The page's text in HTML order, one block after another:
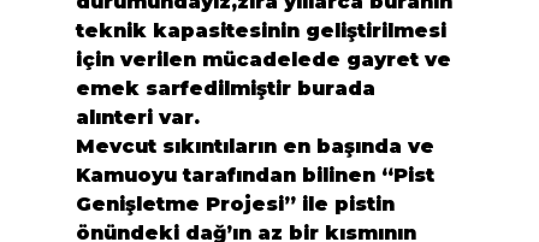
teknik kapasitesinin geliştirilmesi
için verilen mücadelede gayret ve
emek sarfedilmiştir burada
alınteri var.
Mevcut sıkıntıların en başında ve
Kamuoyu tarafından bilinen “Pist
Genişletme Projesi” ile pistin
önündeki dağ’ın az bir kısmının